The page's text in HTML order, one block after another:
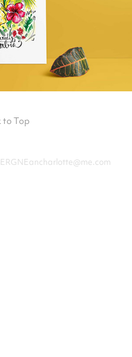
to Top